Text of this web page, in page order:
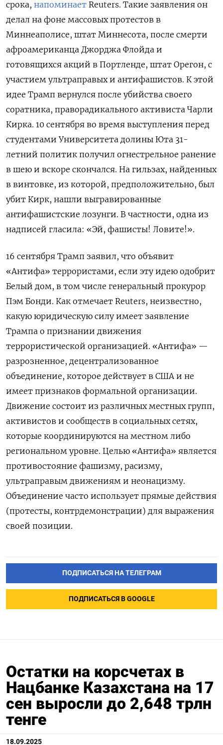
срока, напоминает Reuters. Такие заявления он
делал на фоне массовых протестов в
Миннеаполисе, штат Миннесота, после смерти
афроамериканца Джорджа Флойда и
готовящихся акций в Портленде, штат Орегон, с
участием ультраправых и антифашистов. К этой
идее Трамп вернулся после убийства своего
соратника, праворадикального активиста Чарли
Кирка. 10 сентября во время выступления перед
студентами Университета долины Юта 31-
летний политик получил огнестрельное ранение
в шею и вскоре скончался. На гильзах, найденных
в винтовке, из которой, предположительно, был
убит Кирк, нашли выгравированные
антифашистские лозунги. В частности, одна из
надписей гласила: «Эй, фашисты! Ловите!».
16 сентября Трамп заявил, что объявит
«Антифа» террористами, если эту идею одобрит
Белый дом, в том числе генеральный прокурор
Пэм Бонди. Как отмечает Reuters, неизвестно,
какую юридическую силу имеет заявление
Трампа о признании движения
террористической организацией. «Антифа» —
разрозненное, децентрализованное
объединение, которое действует в США и не
имеет признаков формальной организации.
Движение состоит из различных местных групп,
активистов и сообществ в социальных сетях,
которые координируются на местном либо
региональном уровне. Целью «Антифа» является
противостояние фашизму, расизму,
ультраправым движениям и неонацизму.
Объединение часто использует прямые действия
(протесты, контрдемонстрации) для выражения
своей позиции.
ПОДПИСАТЬСЯ НА ТЕЛЕГРАМ
ПОДПИСАТЬСЯ В GOOGLE
Остатки на корсчетах в
Нацбанке Казахстана на 17
сен выросли до 2,648 трлн
тенге
18.09.2025